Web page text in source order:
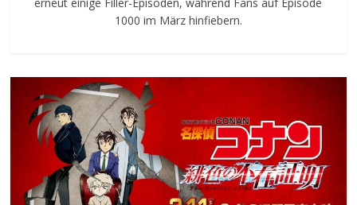
1000 im März hinfiebern.